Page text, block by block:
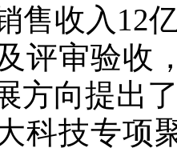
售收入12
评审验收
方向提出
科技专项